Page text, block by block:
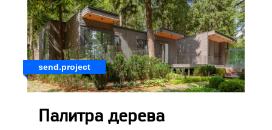
send.project
Палитра дерева